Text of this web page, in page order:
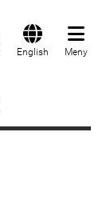
English Meny